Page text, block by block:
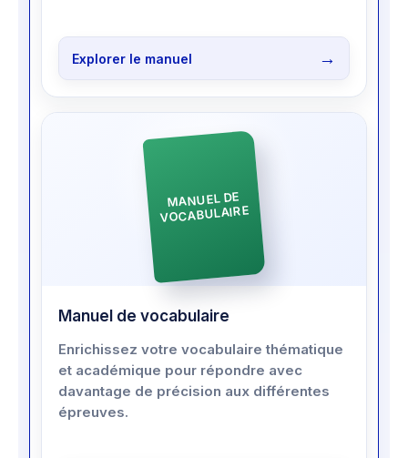
Explorer le manuel
MANUEL DE
VOCABULAIRE
Manuel de vocabulaire
Enrichissez votre vocabulaire thématique
et académique pour répondre avec
davantage de précision aux différentes
épreuves.